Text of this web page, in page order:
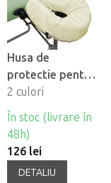
Husa de
protectie pentru
tetiera Habys din
piele ecologica
2 culori
În stoc (livrare în
48h)
126 lei
DETALIU